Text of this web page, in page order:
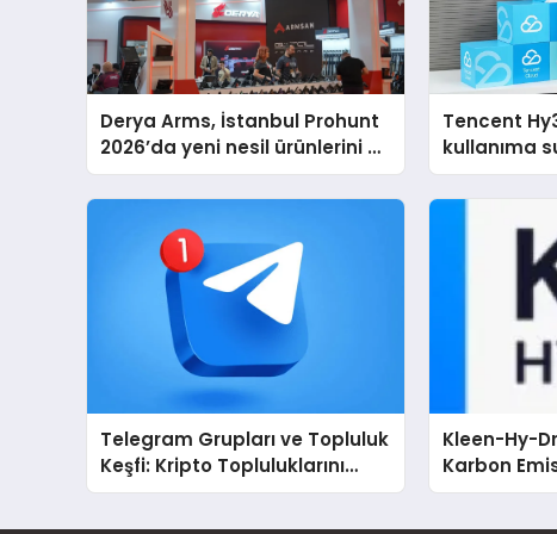
Derya Arms, İstanbul Prohunt
2026’da yeni nesil ürünlerini ve
global marka vizyonunu
sergiledi
Tencent
kullanıma
Telegram Grupları ve Topluluk
Keşfi: Kripto Topluluklarını
Telegram’da Keşfetmek
Kleen-Hy-
Karbon
Isıtma